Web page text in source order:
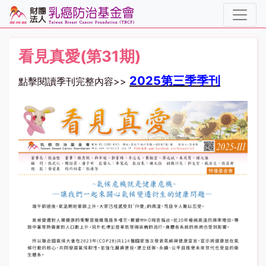
看見真愛(第31期)
點擊閱讀季刊完整內容>> 2025第三季季刊